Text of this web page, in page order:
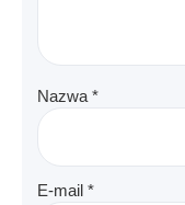
Nazwa *
E-mail *